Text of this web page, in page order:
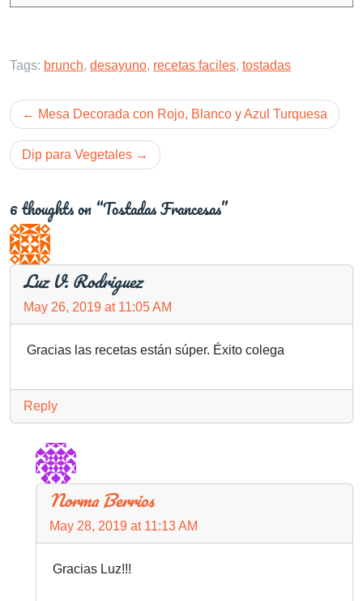
Tags: brunch, desayuno, recetas faciles, tostadas
Post
navigation
Mesa Decorada con Rojo, Blanco y Azul Turquesa
Dip para Vegetales
6 thoughts on “Tostadas Francesas”
Luz V. Rodriguez
May 26, 2019 at 11:05 AM
Gracias las recetas están súper. Éxito colega
Reply
Norma Berrios
May 28, 2019 at 11:13 AM
Gracias Luz!!!